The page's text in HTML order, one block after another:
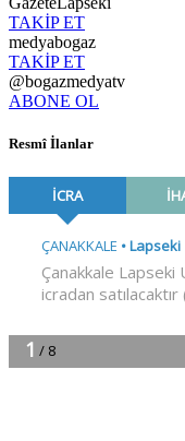
TAKİP ET
medyabogaz
TAKİP ET
@bogazmedyatv
ABONE OL
Resmî İlanlar